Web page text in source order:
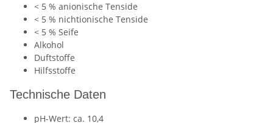
< 5 % anionische Tenside
< 5 % nichtionische Tenside
< 5 % Seife
Alkohol
Duftstoffe
Hilfsstoffe
Technische Daten
pH-Wert: ca. 10,4